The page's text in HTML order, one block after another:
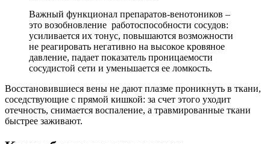
Важный функционал препаратов-венотоников –
это возобновление работоспособности сосудов:
усиливается их тонус, повышаются возможности
не реагировать негативно на высокое кровяное
давление, падает показатель проницаемости
сосудистой сети и уменьшается ее ломкость.
Восстановившиеся вены не дают плазме проникнуть в ткани,
соседствующие с прямой кишкой: за счет этого уходит
отечность, снимается воспаление, а травмированные ткани
быстрее заживают.